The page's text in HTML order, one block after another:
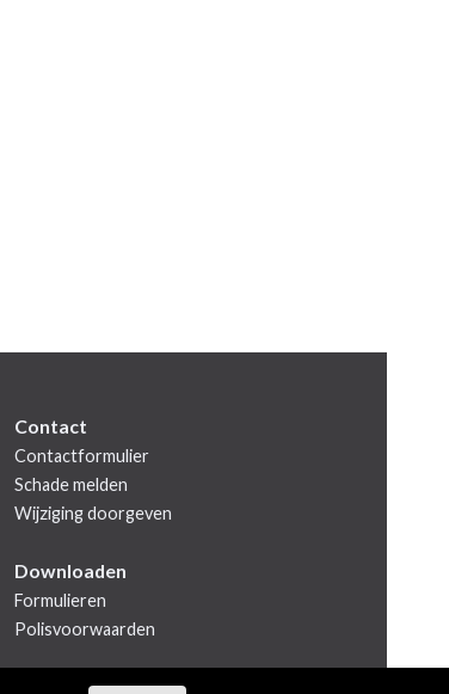
Contact
Contactformulier
Schade melden
Wijziging doorgeven
Downloaden
Formulieren
Polisvoorwaarden